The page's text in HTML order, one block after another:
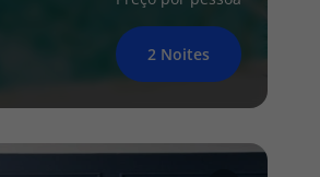
2 Noites